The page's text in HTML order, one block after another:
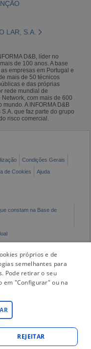
LAR, S.A.
D&B, líder no
de 100 anos. A base
empresas em Portugal e
mais de 50 técnicos
e das próprias
rede mundial de
com mais de 600
A INFORMA D&B
que faz parte do grupo
risco comercial.
Condições Gerais
de Cookies Ajuda
constam na Base de
próprios e de
semelhantes para
Pode retirar o seu
em "Configurar" ou na
REJEITAR